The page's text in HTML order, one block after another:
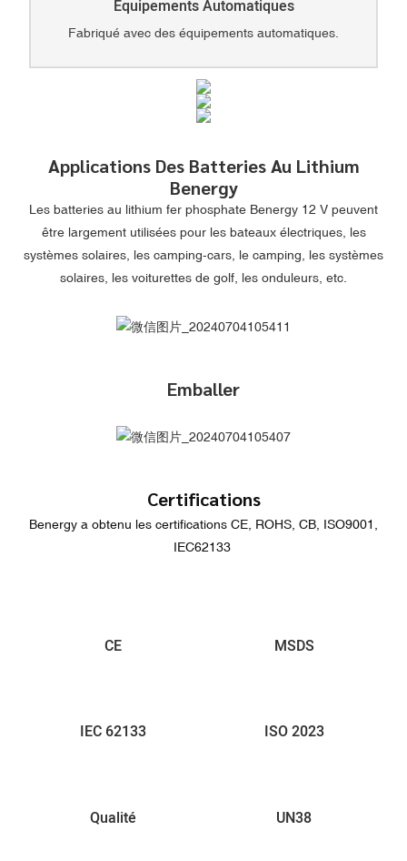
Équipements Automatiques
Fabriqué avec des équipements automatiques.
Applications Des Batteries Au Lithium
Benergy
Les batteries au lithium fer phosphate Benergy 12 V peuvent
être largement utilisées pour les bateaux électriques, les
systèmes solaires, les camping-cars, le camping, les systèmes
solaires, les voiturettes de golf, les onduleurs, etc.
Emballer
Certifications
Benergy a obtenu les certifications CE, ROHS, CB, ISO9001,
IEC62133
CE MSDS
IEC 62133 ISO 2023
Qualité UN38